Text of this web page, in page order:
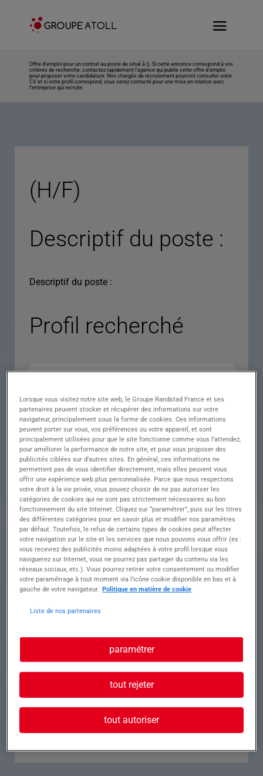
Offre d’emploi pour un contrat au poste de situé à (). Si cette annonce correspond à vos
critères de recherche, contactez rapidement l’agence qui publie cette offre d’emploi
pour proposer votre candidature. Nos chargés de recrutement pourront consulter votre
CV et si votre profil correspond, vous serez contacté pour une mise en relation avec
l’entreprise qui recrute.
(H/F)
Descriptif du poste :
Descriptif du poste :
Profil recherché
Expérience
Salaire
Contrat
Ville
()
Référence Annonce n°
Contact
Tél.
Postuler à cette offre
Lorsque vous visitez notre site web, le Groupe Randstad France et ses
partenaires peuvent stocker et récupérer des informations sur votre
navigateur, principalement sous la forme de cookies. Ces informations
peuvent porter sur vous, vos préférences ou votre appareil, et sont
principalement utilisées pour que le site fonctionne comme vous l’attendez,
pour améliorer la performance de notre site, et pour vous proposer des
publicités ciblées sur d’autres sites. En général, ces informations ne
permettent pas de vous identifier directement, mais elles peuvent vous
offrir une expérience web plus personnalisée. Parce que nous respectons
votre droit à la vie privée, vous pouvez choisir de ne pas autoriser les
catégories de cookies qui ne sont pas strictement nécessaires au bon
fonctionnement du site Internet. Cliquez sur “paramétrer”, puis sur les titres
des différentes catégories pour en savoir plus et modifier nos paramètres
par défaut. Toutefois, le refus de certains types de cookies peut affecter
votre navigation sur le site et les services que nous pouvons vous offrir (ex :
vous recevrez des publicités moins adaptées à votre profil lorsque vous
naviguerez sur Internet, vous ne pourrez pas partager du contenu via les
réseaux sociaux, etc.). Vous pourrez retirer votre consentement ou modifier
votre paramétrage à tout moment via l’icône cookie disponible en bas et à
gauche de votre navigateur. Politique en matière de cookie
Liste de nos partenaires
paramétrer
tout rejeter
tout autoriser